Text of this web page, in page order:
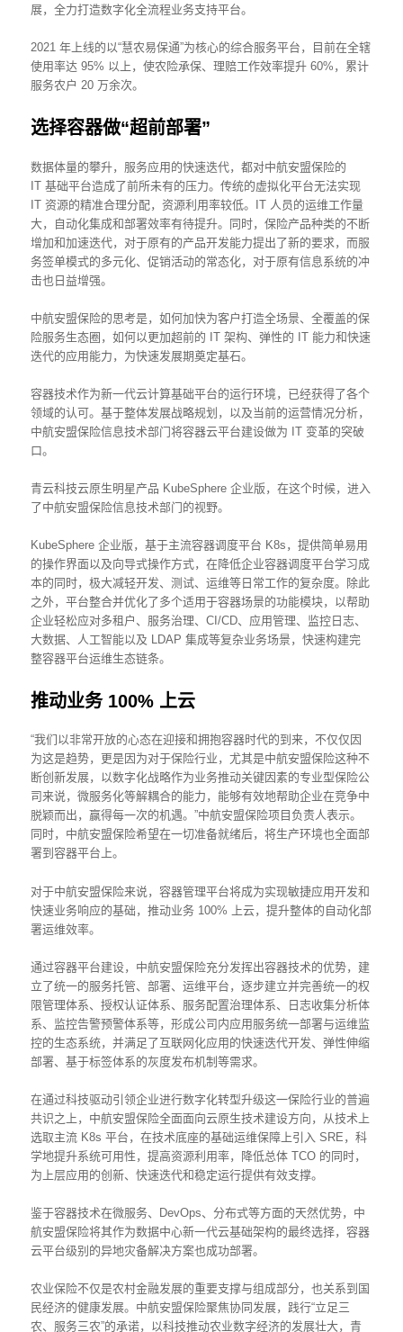
展，全力打造数字化全流程业务支持平台。
2021 年上线的以“慧农易保通”为核心的综合服务平台，目前在全辖
使用率达 95% 以上，使农险承保、理赔工作效率提升 60%，累计
服务农户 20 万余次。
选择容器做“超前部署”
数据体量的攀升，服务应用的快速迭代，都对中航安盟保险的
IT 基础平台造成了前所未有的压力。传统的虚拟化平台无法实现
IT 资源的精准合理分配，资源利用率较低。IT 人员的运维工作量
大，自动化集成和部署效率有待提升。同时，保险产品种类的不断
增加和加速迭代，对于原有的产品开发能力提出了新的要求，而服
务签单模式的多元化、促销活动的常态化，对于原有信息系统的冲
击也日益增强。
中航安盟保险的思考是，如何加快为客户打造全场景、全覆盖的保
险服务生态圈，如何以更加超前的 IT 架构、弹性的 IT 能力和快速
迭代的应用能力，为快速发展期奠定基石。
容器技术作为新一代云计算基础平台的运行环境，已经获得了各个
领域的认可。基于整体发展战略规划，以及当前的运营情况分析，
中航安盟保险信息技术部门将容器云平台建设做为 IT 变革的突破
口。
青云科技云原生明星产品 KubeSphere 企业版，在这个时候，进入
了中航安盟保险信息技术部门的视野。
KubeSphere 企业版，基于主流容器调度平台 K8s，提供简单易用
的操作界面以及向导式操作方式，在降低企业容器调度平台学习成
本的同时，极大减轻开发、测试、运维等日常工作的复杂度。除此
之外，平台整合并优化了多个适用于容器场景的功能模块，以帮助
企业轻松应对多租户、服务治理、CI/CD、应用管理、监控日志、
大数据、人工智能以及 LDAP 集成等复杂业务场景，快速构建完
整容器平台运维生态链条。
推动业务 100% 上云
“我们以非常开放的心态在迎接和拥抱容器时代的到来，不仅仅因
为这是趋势，更是因为对于保险行业，尤其是中航安盟保险这种不
断创新发展，以数字化战略作为业务推动关键因素的专业型保险公
司来说，微服务化等解耦合的能力，能够有效地帮助企业在竞争中
脱颖而出，赢得每一次的机遇。”中航安盟保险项目负责人表示。
同时，中航安盟保险希望在一切准备就绪后，将生产环境也全面部
署到容器平台上。
对于中航安盟保险来说，容器管理平台将成为实现敏捷应用开发和
快速业务响应的基础，推动业务 100% 上云，提升整体的自动化部
署运维效率。
通过容器平台建设，中航安盟保险充分发挥出容器技术的优势，建
立了统一的服务托管、部署、运维平台，逐步建立并完善统一的权
限管理体系、授权认证体系、服务配置治理体系、日志收集分析体
系、监控告警预警体系等，形成公司内应用服务统一部署与运维监
控的生态系统，并满足了互联网化应用的快速迭代开发、弹性伸缩
部署、基于标签体系的灰度发布机制等需求。
在通过科技驱动引领企业进行数字化转型升级这一保险行业的普遍
共识之上，中航安盟保险全面面向云原生技术建设方向，从技术上
选取主流 K8s 平台，在技术底座的基础运维保障上引入 SRE，科
学地提升系统可用性，提高资源利用率，降低总体 TCO 的同时，
为上层应用的创新、快速迭代和稳定运行提供有效支撑。
鉴于容器技术在微服务、DevOps、分布式等方面的天然优势，中
航安盟保险将其作为数据中心新一代云基础架构的最终选择，容器
云平台级别的异地灾备解决方案也成功部署。
农业保险不仅是农村金融发展的重要支撑与组成部分，也关系到国
民经济的健康发展。中航安盟保险聚焦协同发展，践行“立足三
农、服务三农”的承诺，以科技推动农业数字经济的发展壮大，青